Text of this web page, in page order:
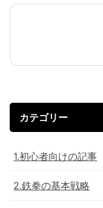
カテゴリー
1.初心者向けの記事
2.鉄拳の基本戦略